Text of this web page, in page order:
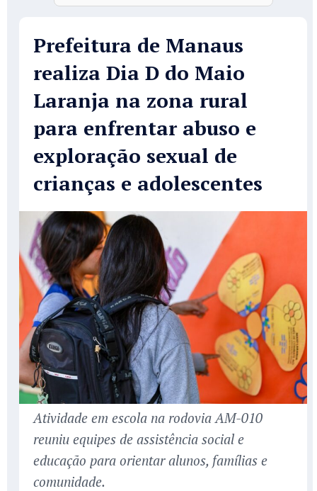
Prefeitura de Manaus
realiza Dia D do Maio
Laranja na zona rural
para enfrentar abuso e
exploração sexual de
crianças e adolescentes
Atividade em escola na rodovia AM-010
reuniu equipes de assistência social e
educação para orientar alunos, famílias e
comunidade.